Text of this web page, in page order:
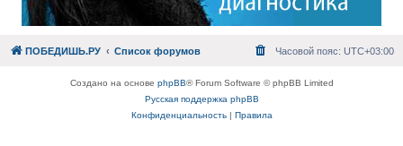
ПОБЕДИШЬ.РУ Список форумов Часовой пояс: UTC+03:00
Создано на основе phpBB® Forum Software © phpBB Limited
Русская поддержка phpBB
Конфиденциальность| Правила